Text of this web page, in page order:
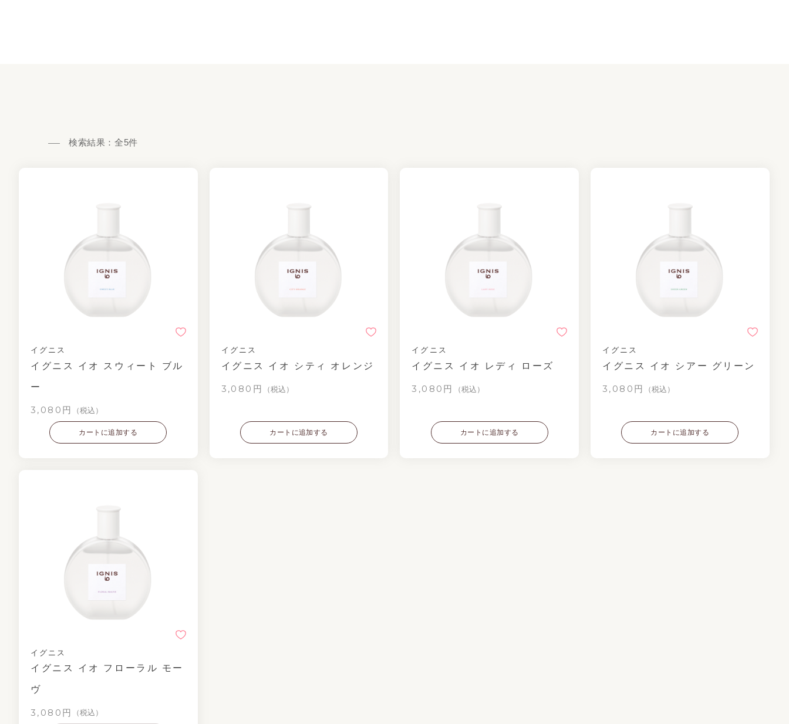
検索結果：全5件
イグニス
イグニス イオ スウィート ブル
ー
3,080円 （税込）
カートに追加する
イグニス
イグニス イオ シティ オレンジ
3,080円 （税込）
カートに追加する
イグニス
イグニス イオ レディ ローズ
3,080円 （税込）
カートに追加する
イグニス
イグニス イオ シアー グリーン
3,080円 （税込）
カートに追加する
イグニス
イグニス イオ フローラル モー
ヴ
3,080円 （税込）